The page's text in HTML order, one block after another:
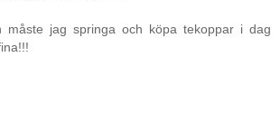
måste jag springa och köpa tekoppar i dag